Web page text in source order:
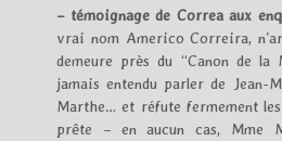
– témoignage de Correa aux
vrai nom Americo Correira,
demeure près du “Canon de la
jamais entendu parler de Jean-
Marthe… et réfute fermement
prête – en aucun cas, Mme